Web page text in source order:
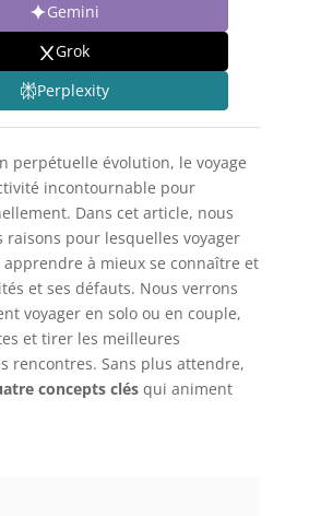
Gemini
Grok
Perplexity
perpétuelle évolution, le voyage
incontournable pour
Dans cet article, nous
raisons pour lesquelles voyager
à mieux se connaître et
et ses défauts. Nous verrons
voyager en solo ou en couple,
et tirer les meilleures
rencontres. Sans plus attendre,
concepts clésqui animent